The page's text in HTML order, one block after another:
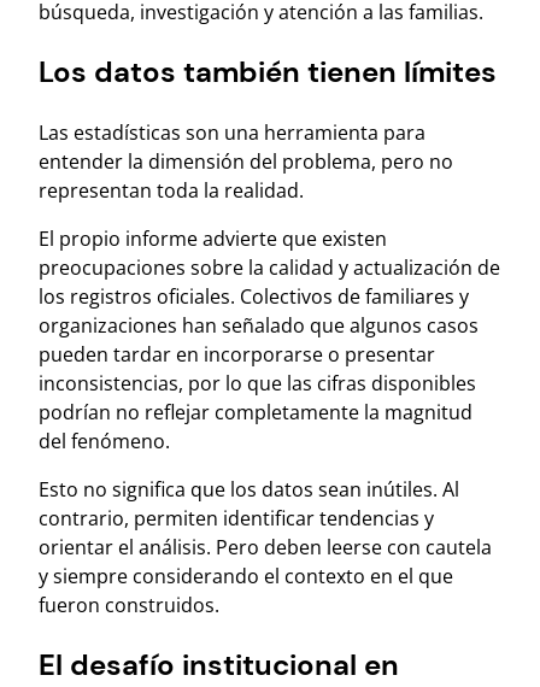
búsqueda, investigación y atención a las familias.
Los datos también tienen límites
Las estadísticas son una herramienta para
entender la dimensión del problema, pero no
representan toda la realidad.
El propio informe advierte que existen
preocupaciones sobre la calidad y actualización de
los registros oficiales. Colectivos de familiares y
organizaciones han señalado que algunos casos
pueden tardar en incorporarse o presentar
inconsistencias, por lo que las cifras disponibles
podrían no reflejar completamente la magnitud
del fenómeno.
Esto no significa que los datos sean inútiles. Al
contrario, permiten identificar tendencias y
orientar el análisis. Pero deben leerse con cautela
y siempre considerando el contexto en el que
fueron construidos.
El desafío institucional en